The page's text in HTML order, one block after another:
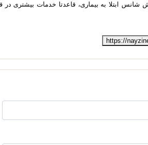
شانس ابتلا به بیماری، قاعدتا خدمات بیشتری
https://